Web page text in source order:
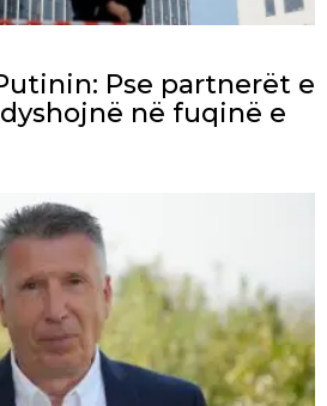
Pse partnerët e
në fuqinë e